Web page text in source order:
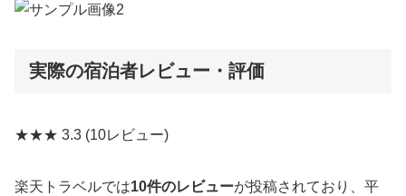
実際の宿泊者レビュー・評価
★★★ 3.3 (10レビュー)
楽天トラベルでは10件のレビューが投稿されており、平